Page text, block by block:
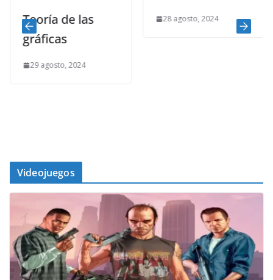
Teoría de las
gráficas
29 agosto, 2024
28 agosto, 2024
Videojuegos